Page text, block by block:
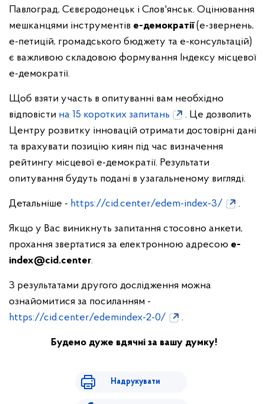
Павлоград, Сєвєродонецьк і Слов'янськ. Оцінювання
​мешканцями інструментів е-демократії(е-звернень,
е-петицій, громадського бюджету та е-консультацій)
є важливою складовою формування Індексу місцевої
е-демократії.
Щоб взяти участь в опитуванні вам необхідно
відповісти ​ на 15 коротких запитань​
. ​Це дозволить
Центру розвитку інновацій отримати достовірні дані
та ​врахувати позицію киян під час визначення
рейтингу місцевої е-демократії. Результати
опитування будуть подані в узагальненому вигляді.
Детальніше - ​https://cid.center/edem-index-3/​ .
Якщо у Вас виникнуть запитання стосовно анкети,
прохання ​звертатися за електронною адресою e-
index@cid.center.
З результатами ​другого дослідження можна
ознайомитися за посиланням -
https://cid.center/edemindex-2-0/​
.
Будемо дуже вдячні за вашу думку!
Надрукувати